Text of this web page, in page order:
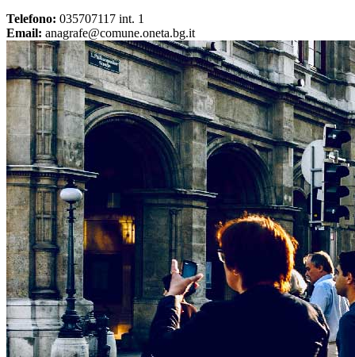
Telefono: 035707117 int. 1
Email: anagrafe@comune.oneta.bg.it